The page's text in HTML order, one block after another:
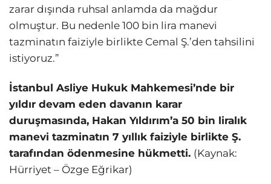
zarar dışında ruhsal anlamda da mağdur
olmuştur. Bu nedenle 100 bin lira manevi
tazminatın faiziyle birlikte Cemal Ş.’den tahsilini
istiyoruz.”
İstanbul Asliye Hukuk Mahkemesi’nde bir
yıldır devam eden davanın karar
duruşmasında, Hakan Yıldırım’a 50 bin liralık
manevi tazminatın 7 yıllık faiziyle birlikte Ş.
tarafından ödenmesine hükmetti. (Kaynak:
Hürriyet – Özge Eğrikar)